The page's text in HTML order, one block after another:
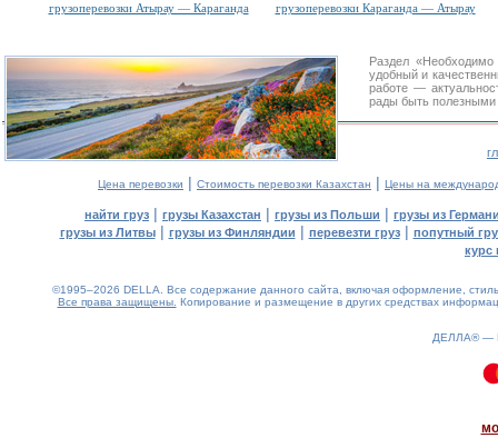
грузоперевозки Атырау — Караганда
грузоперевозки Караганда — Атырау
Раздел
удобный и
работе —
рады быть полезными
Цена перевозки | Стоимость перевозки Казахстан | Цены на
найти груз | грузы Казахстан | грузы из Польши | грузы из
грузы из Литвы| грузы из Финляндии | перевезти груз| попутный
курс
©1995–2026 DELLA. Все содержание данного сайта, включая оформление,
Все права защищены. Копирование и размещение в других средствах
ДЕЛЛА® —